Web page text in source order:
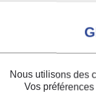
Nous utilisons des
Vos